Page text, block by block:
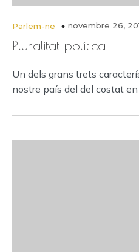
Parlem-ne novembre 26,
Pluralitat política
Un dels grans trets
nostre país del del costat